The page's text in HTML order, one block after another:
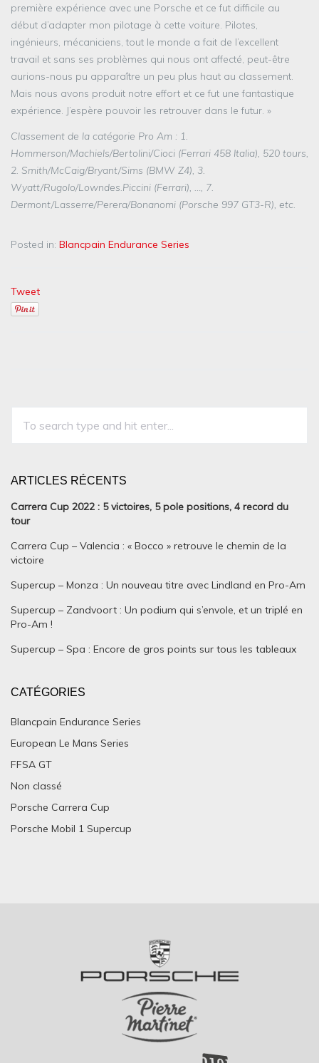
première expérience avec une Porsche et ce fut difficile au
début d’adapter mon pilotage à cette voiture. Pilotes,
ingénieurs, mécaniciens, tout le monde a fait de l’excellent
travail et sans ses problèmes qui nous ont affecté, peut-être
aurions-nous pu apparaître un peu plus haut au classement.
Mais nous avons produit notre effort et ce fut une fantastique
expérience. J’espère pouvoir les retrouver dans le futur. »
Classement de la catégorie Pro Am : 1.
Hommerson/Machiels/Bertolini/Cioci (Ferrari 458 Italia), 520 tours,
2. Smith/McCaig/Bryant/Sims (BMW Z4), 3.
Wyatt/Rugolo/Lowndes.Piccini (Ferrari), …, 7.
Dermont/Lasserre/Perera/Bonanomi (Porsche 997 GT3-R), etc.
Posted in: Blancpain Endurance Series
Tweet
ARTICLES RÉCENTS
Carrera Cup 2022 : 5 victoires, 5 pole positions, 4 record du
tour
Carrera Cup – Valencia : « Bocco » retrouve le chemin de la
victoire
Supercup – Monza : Un nouveau titre avec Lindland en Pro-Am
Supercup – Zandvoort : Un podium qui s’envole, et un triplé en
Pro-Am !
Supercup – Spa : Encore de gros points sur tous les tableaux
CATÉGORIES
Blancpain Endurance Series
European Le Mans Series
FFSA GT
Non classé
Porsche Carrera Cup
Porsche Mobil 1 Supercup